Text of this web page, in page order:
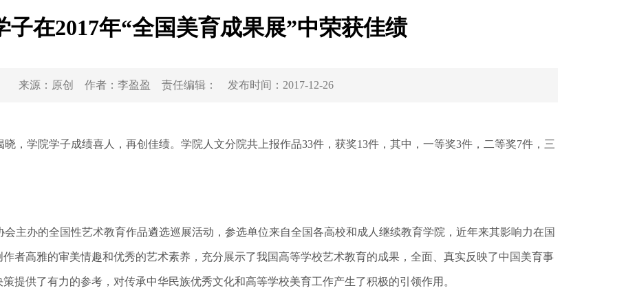
子在2017年“全国美育成果展”中荣获佳绩
来源： 原创 作者： 李盈盈 责任编辑： 发布时间： 2017-12-26
晓，学院学子成绩喜人，再创佳绩。学院人文分院共上报作品33件，获奖13件，其中，一等奖3件，二等奖7件，三
主办的全国性艺术教育作品遴选巡展活动，参选单位来自全国各高校和成人继续教育学院，近年来其影响力在国
者高雅的审美情趣和优秀的艺术素养，充分展示了我国高等学校艺术教育的成果，全面、真实反映了中国美育事
提供了有力的参考，对传承中华民族优秀文化和高等学校美育工作产生了积极的引领作用。